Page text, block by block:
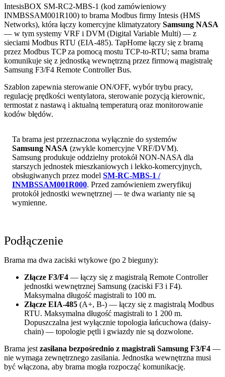
IntesisBOX SM-RC2-MBS-1 (kod zamówieniowy
INMBSSAM001R100) to brama Modbus firmy Intesis (HMS
Networks), która łączy komercyjne klimatyzatory Samsung NASA
— w tym systemy VRF i DVM (Digital Variable Multi) — z
sieciami Modbus RTU (EIA-485). TapHome łączy się z bramą
przez Modbus TCP za pomocą mostu TCP-to-RTU; sama brama
komunikuje się z jednostką wewnętrzną przez firmową magistralę
Samsung F3/F4 Remote Controller Bus.
Szablon zapewnia sterowanie ON/OFF, wybór trybu pracy,
regulację prędkości wentylatora, sterowanie pozycją kierownic,
termostat z nastawą i aktualną temperaturą oraz monitorowanie
kodów błędów.
Ta brama jest przeznaczona wyłącznie do systemów
Samsung NASA (zwykle komercyjne VRF/DVM).
Samsung produkuje oddzielny protokół NON-NASA dla
starszych jednostek mieszkaniowych i lekko-komercyjnych,
obsługiwanych przez model SM-RC-MBS-1 /
INMBSSAM001R000. Przed zamówieniem zweryfikuj
protokół jednostki wewnętrznej — te dwa warianty nie są
wymienne.
Podłączenie
Brama ma dwa zaciski wtykowe (po 2 bieguny):
Złącze F3/F4 — łączy się z magistralą Remote Controller
jednostki wewnętrznej Samsung (zaciski F3 i F4).
Maksymalna długość magistrali to 100 m.
Złącze EIA-485 (A+, B-) — łączy się z magistralą Modbus
RTU. Maksymalna długość magistrali to 1 200 m.
Dopuszczalna jest wyłącznie topologia łańcuchowa (daisy-
chain) — topologie pętli i gwiazdy nie są dozwolone.
Brama jest zasilana bezpośrednio z magistrali Samsung F3/F4 —
nie wymaga zewnętrznego zasilania. Jednostka wewnętrzna musi
być włączona, aby brama mogła rozpocząć komunikację.